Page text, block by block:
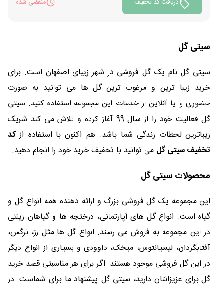
دریافت کد تخفیف منقضی شده
سیتی گل
سیتی گل نام یک گل فروشی در شهر زیبای اصفهان است. برای
خرید زیبا ترین و مرغوب ترین گل ها می توانید به صورت
حضوری و یا آنلاین از خدمات این مجموعه استفاده کنید. سیتی
گل فعالیت خود را از سال 99 آغاز کرده و تلاش می کند شریک
زیباترین لحظات زندگی شما باشد. هم اکنون با استفاده ازکد
تخفیف سیتی گل می توانید با تخفیف خرید خود را انجام دهید.
محصولات سیتی گل
این مجموعه یک گل فروشی بزرگ و ارائه دهنده همه انواع گل و
گیاه است. انواع گل های آپارتمانی، درختچه ها و گیاهان زینتی
در این مجموعه به فروش می رسند. انواع گل ها مثل رز، نرگس،
آفتابگردان، لیسیانتوس، میخک، داوودی و بسیاری از انواع دیگر
در این گل فروشی موجود هستند. اگر برای هر مناسبتی قصد خرید
گل برای عزیزانتان دارید، سیتی گل پیشنهاد ما برای شماست. در